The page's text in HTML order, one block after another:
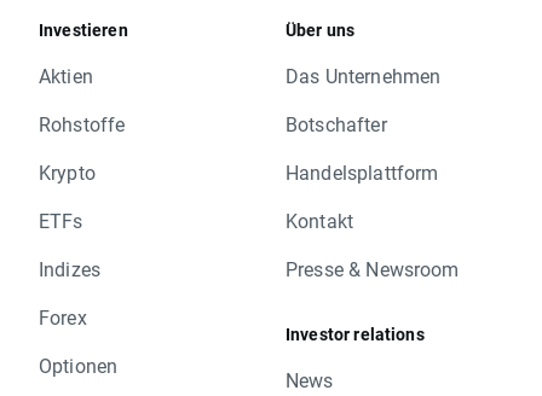
Investieren
Aktien
Rohstoffe
Krypto
ETFs
Indizes
Forex
Optionen
Über uns
Das Unternehmen
Botschafter
Handelsplattform
Kontakt
Presse & Newsroom
Investor relations
News